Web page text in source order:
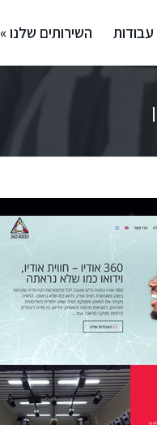
השירותים שלנו »